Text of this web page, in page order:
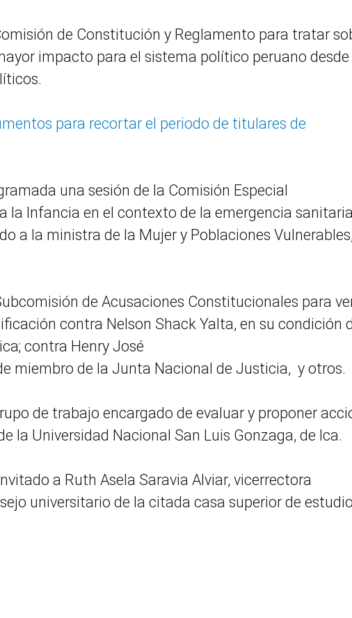
de Constitución y Reglamento para tratar
impacto para el sistema político peruano desde
para recortar el periodo de titulares de
una sesión de la Comisión Especial
la Infancia en el contexto de la emergencia
a la ministra de la Mujer y Poblaciones Vulnerables,
de Acusaciones Constitucionales para
contra Nelson Shack Yalta, en su condición
contra Henry José
miembro de la Junta Nacional de Justicia, y otros.
de trabajo encargado de evaluar y proponer
la Universidad Nacional San Luis Gonzaga, de Ica.
a Ruth Asela Saravia Alviar, vicerrectora
universitario de la citada casa superior de